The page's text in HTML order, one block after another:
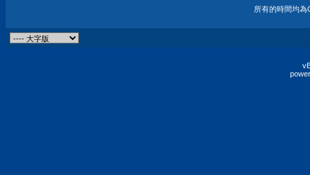
所有的時間均為